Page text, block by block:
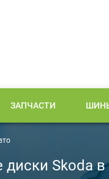
ЗАПЧАСТИ
Skoda